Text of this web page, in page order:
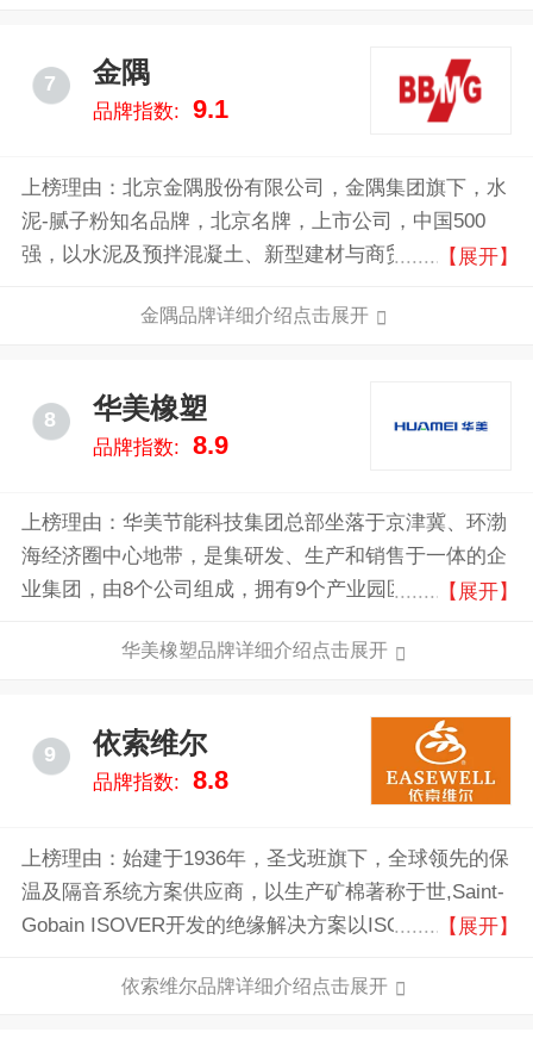
7 金隅
品牌指数: 9.1
上榜理由：北京金隅股份有限公司，金隅集团旗下，水
泥-腻子粉知名品牌，北京名牌，上市公司，中国500
强，以水泥及预拌混凝土、新型建材与商贸物流、房地
【展开】
金隅品牌详细介绍点击展开
8 华美橡塑
品牌指数: 8.9
上榜理由：华美节能科技集团总部坐落于京津冀、环渤
海经济圈中心地带，是集研发、生产和销售于一体的企
业集团，由8个公司组成，拥有9个产业园区，在河北、
塑绝热保温材料、离心玻璃棉、挤塑聚苯乙烯保温板
【展开】
华美橡塑品牌详细介绍点击展开
9 依索维尔
品牌指数: 8.8
上榜理由：始建于1936年，圣戈班旗下，全球领先的保
温及隔音系统方案供应商，以生产矿棉著称于世,Saint-
Gobain ISOVER开发的绝缘解决方案以ISOVER国际品
英国,IZOCAM 在土耳其，KIMMCO -依索维尔在中东或
【展开】
依索维尔品牌详细介绍点击展开